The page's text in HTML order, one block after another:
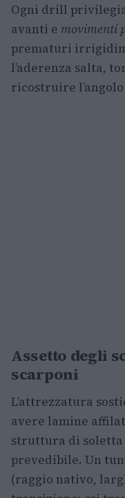
Ogni drill
avanti e movimenti
prematuri
l’aderenza salta,
ricostruire
Assetto degli
scarponi
L’attrezzatura
avere lamine
struttura di soletta
prevedibile. Un
(raggio nativo,